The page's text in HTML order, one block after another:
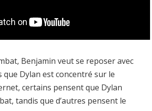
Benjamin veut se reposer avec
que Dylan est concentré sur le
certains pensent que Dylan
tandis que d’autres pensent le